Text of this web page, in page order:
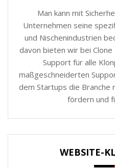
Man kann mit
Unternehmen seine
und Nischenindustrien
davon bieten wir bei
Support für alle
maßgeschneiderten
dem Startups die Branche
fördern und
WEBSITE-